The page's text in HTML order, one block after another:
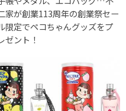
家が創業113周年の創業祭セー
限定でペコちゃんグッズをプ
ゼント！